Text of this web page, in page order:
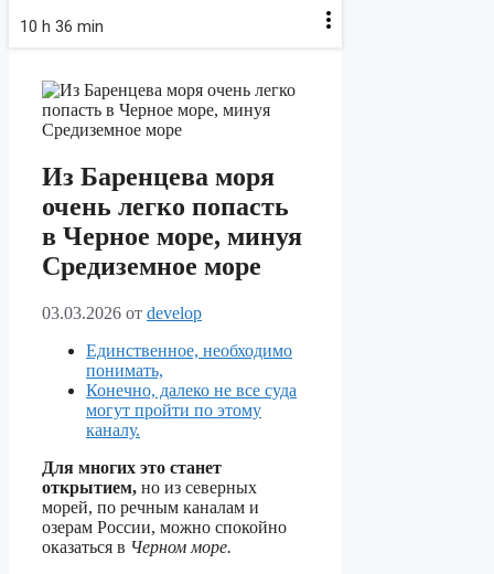
10 h 36 min
Из Баренцева моря
очень легко попасть
в Черное море, минуя
Средиземное море
03.03.2026 от develop
Единственное, необходимо
понимать,
Конечно, далеко не все суда
могут пройти по этому
каналу.
Для многих это станет
открытием, но из северных
морей, по речным каналам и
озерам России, можно спокойно
оказаться в Черном море.